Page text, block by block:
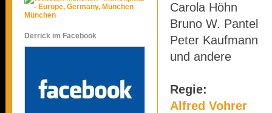
München
Derrick im Facebook
Carola Höhn
Bruno W. Pantel
Peter Kaufmann
und andere
Regie:
Alfred Vohrer